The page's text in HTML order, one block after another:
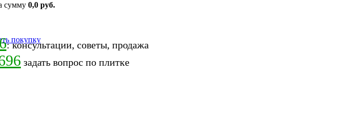
сумму 0,0 руб.
покупку
: консультации, советы, продажа
задать вопрос по плитке